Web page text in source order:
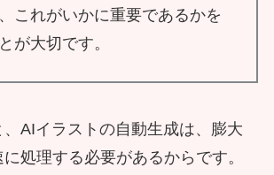
これがいかに重要であるかを
が大切です。
AIイラストの自動生成は、膨大
処理する必要があるからです。